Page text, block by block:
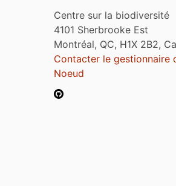
Centre sur la biodiversité
4101 Sherbrooke Est
Montréal, QC, H1X 2B2,
Contacter le gestionnaire
Noeud